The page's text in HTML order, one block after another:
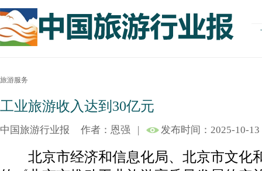
旅游服务
工业旅游收入达到30亿元
中国旅游行业报 作者：恩强 | 发布时间：2025-10-13
北京市经济和信息化局、北京市文化